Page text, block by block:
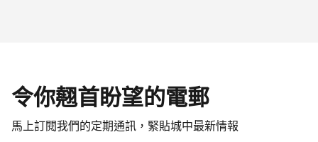
令你翹首盼望的電郵
馬上訂閱我們的定期通訊，緊貼城中最新情報